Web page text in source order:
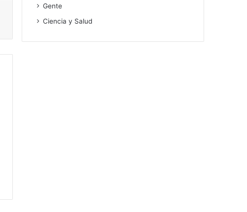
Gente
Ciencia y Salud